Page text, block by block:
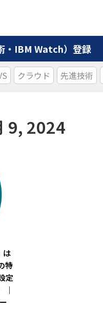
・IBM Watch）登録
クラウド 先進技術
9, 2024
は
特
定
｜